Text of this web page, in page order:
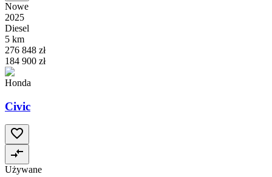
Nowe
2025
Diesel
5 km
276 848 zł
184 900 zł
Honda
Civic
Używane